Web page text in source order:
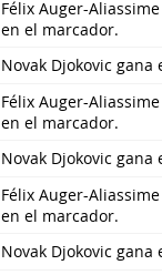
Félix Auger-
en el marcador.
Novak Djokovic
Félix Auger-
en el marcador.
Novak Djokovic
Félix Auger-
en el marcador.
Novak Djokovic